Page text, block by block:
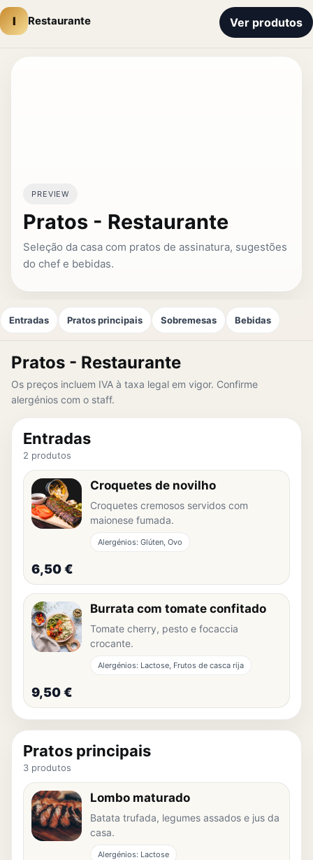
I Restaurante Ver produtos
PREVIEW
Pratos - Restaurante
Seleção da casa com pratos de assinatura, sugestões
do chef e bebidas.
Entradas Pratos principais Sobremesas Bebidas
Pratos - Restaurante
Os preços incluem IVA à taxa legal em vigor. Confirme
alergénios com o staff.
Entradas
2 produtos
Croquetes de novilho
Croquetes cremosos servidos com
maionese fumada.
Alergénios: Glúten, Ovo
6,50 €
Burrata com tomate confitado
Tomate cherry, pesto e focaccia
crocante.
Alergénios: Lactose, Frutos de casca rija
9,50 €
Pratos principais
3 produtos
Lombo maturado
Batata trufada, legumes assados e jus da
casa.
Alergénios: Lactose